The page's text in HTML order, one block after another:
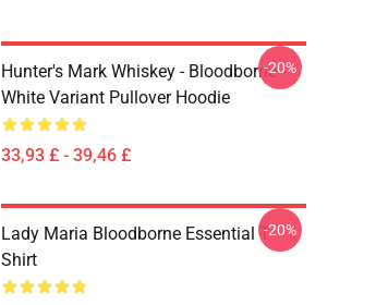
Hunter's Mark Whiskey - Bloodborne -
White Variant Pullover Hoodie
33,93 £ - 39,46 £
-20%
Lady Maria Bloodborne Essential T-
Shirt
-20%